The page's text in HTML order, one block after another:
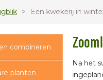
Een kwekerij in
combineren
planten
Na het